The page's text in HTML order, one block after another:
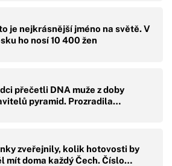
je nejkrásnější jméno na světě. V
ho nosí 10 400 žen
přečetli DNA muže z doby
pyramid. Prozradila…
zveřejnily, kolik hotovosti by
mít doma každý Čech. Číslo…